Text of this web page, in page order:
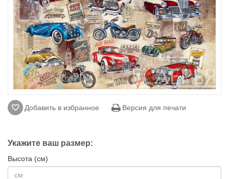
Добавить в избранное Версия для печати
Укажите ваш размер:
Высота (см)